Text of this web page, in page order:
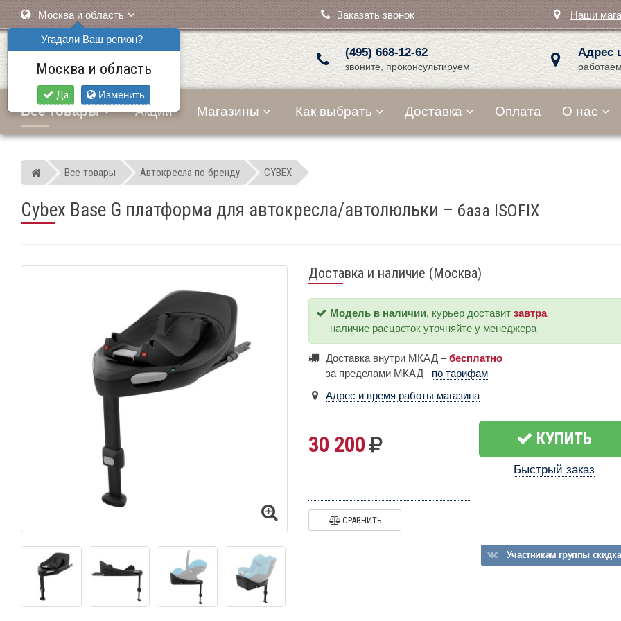
Москва и область
Угадали Ваш регион?
Москва и область
Да Изменить
Заказать звонок Наши
(495) 668-12-62
звоните, проконсультируем
Адрес
Все товары Акции Магазины Как выбрать Доставка Оплата О нас
Мир детских автокресел
Все товары Автокресла по бренду CYBEX
Cybex Base G платформа для автокресла/автолюльки – база ISOFIX
Доставка и наличие (Москва)
Модель в наличии, курьер доставит завтра
наличие расцветок уточняйте у менеджера
Доставка внутри МКАД –бесплатно
за пределами МКАД– по тарифам
Адрес и время работы магазина
30 200 КУПИТЬ
Быстрый заказ
СРАВНИТЬ
Участникам группы скидка